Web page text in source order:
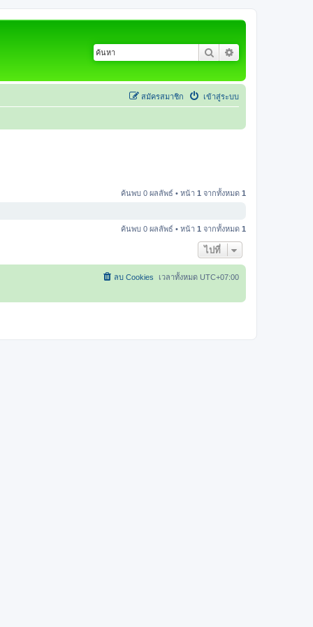
ค้นหา
เข้าสู่ระบบ
สมัครสมาชิก
ค้นพบ 0 ผลลัพธ์ • หน้า 1 จากทั้งหมด 1
ค้นพบ 0 ผลลัพธ์ • หน้า 1 จากทั้งหมด 1
ไปที่
เวลาทั้งหมด UTC+07:00
ลบ Cookies